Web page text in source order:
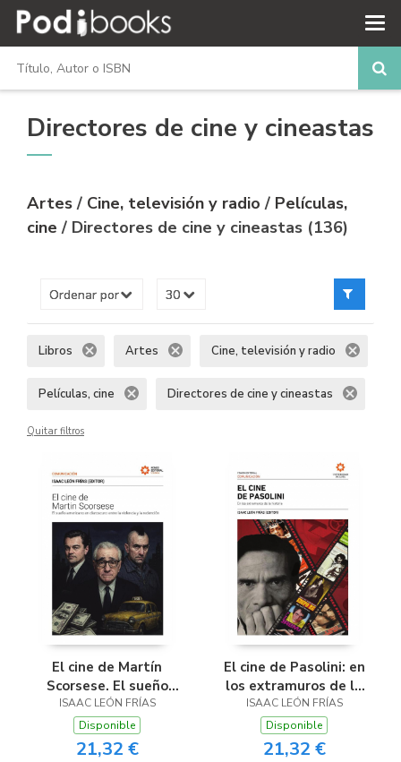
Directores de cine y cineastas
Artes/ Cine, televisión y radio/ Películas,
cine/ Directores de cine y cineastas (136)
Libros Artes Cine, televisión y radio
Películas, cine Directores de cine y cineastas
Quitar filtros
El cine de Martín
Scorsese. El sueño
americano en
claroscuro: entre la
violencia y la redención
ISAAC LEÓN FRÍAS
Disponible
21,32 €
El cine de Pasolini: en
los extramuros de la
historia
ISAAC LEÓN FRÍAS
Disponible
21,32 €